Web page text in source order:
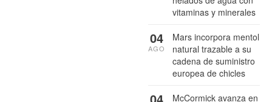
vitaminas y minerales
Mars incorpora mentol
natural trazable a su
cadena de suministro
europea de chicles
04
AGO
McCormick avanza en